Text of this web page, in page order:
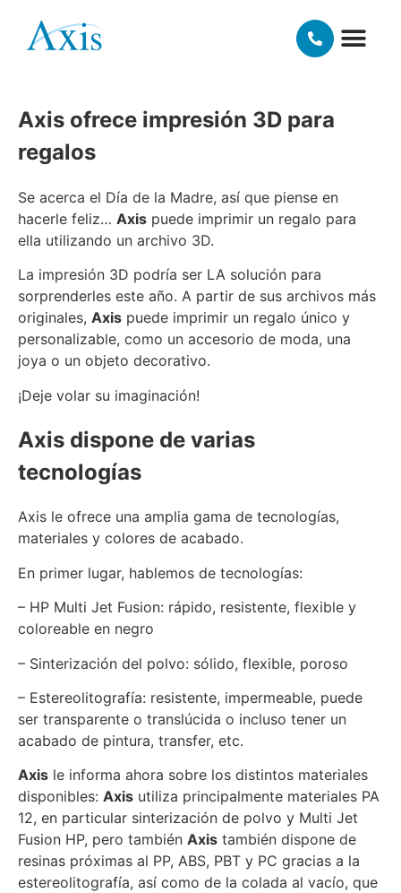
mayo 15, 2018
Axis ofrece impresión 3D para
regalos
Se acerca el Día de la Madre, así que piense en
hacerle feliz… Axis puede imprimir un regalo para
ella utilizando un archivo 3D.
La impresión 3D podría ser LA solución para
sorprenderles este año. A partir de sus archivos más
originales, Axis puede imprimir un regalo único y
personalizable, como un accesorio de moda, una
joya o un objeto decorativo.
¡Deje volar su imaginación!
Axis dispone de varias
tecnologías
Axis le ofrece una amplia gama de tecnologías,
materiales y colores de acabado.
En primer lugar, hablemos de tecnologías:
– HP Multi Jet Fusion: rápido, resistente, flexible y
coloreable en negro
– Sinterización del polvo: sólido, flexible, poroso
– Estereolitografía: resistente, impermeable, puede
ser transparente o translúcida o incluso tener un
acabado de pintura, transfer, etc.
Axis le informa ahora sobre los distintos materiales
disponibles: Axis utiliza principalmente materiales PA
12, en particular sinterización de polvo y Multi Jet
Fusion HP, pero también Axis también dispone de
resinas próximas al PP, ABS, PBT y PC gracias a la
estereolitografía, así como de la colada al vacío, que